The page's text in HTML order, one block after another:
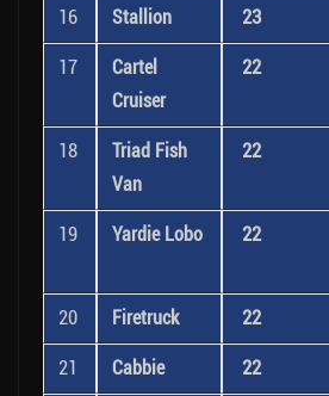
16 Stallion 23
17
Cartel
Cruiser
22
18
Triad Fish
Van
22
19 Yardie Lobo 22
20 Firetruck 22
21 Cabbie 22